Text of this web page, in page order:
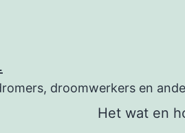
droomwerkers en
Het wat en